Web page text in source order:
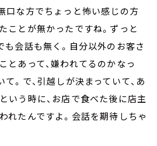
口な方でちょっと怖い感じの方
ことが無かったですね。ずっと
も会話も無く。自分以外のお客さ
とあって、嫌われてるのかなっ
。で、引越しが決まっていて、あ
いう時に、お店で食べた後に店主
れたんですよ。会話を期待しちゃ